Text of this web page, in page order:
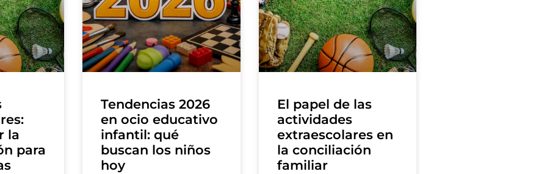
la
para
Tendencias 2026
en ocio educativo
infantil: qué
buscan los niños
hoy
El papel de las
actividades
extraescolares en
la conciliación
familiar